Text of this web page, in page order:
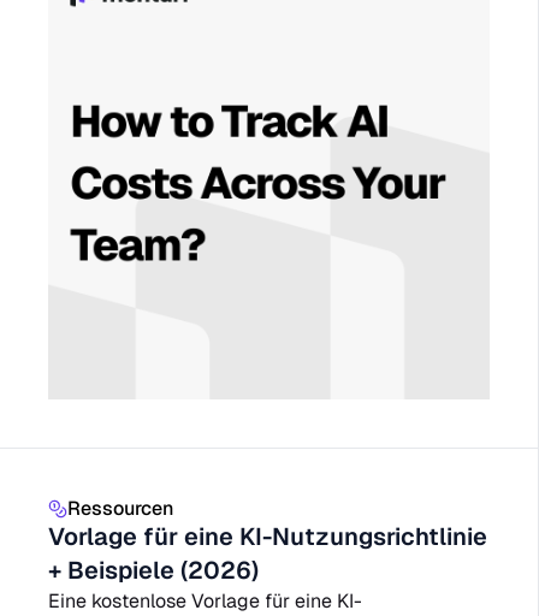
Ressourcen
Vorlage für eine KI-Nutzungsrichtlinie
+ Beispiele (2026)
Eine kostenlose Vorlage für eine KI-